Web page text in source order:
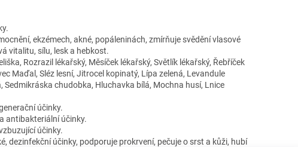
ekzémech, akné, popáleninách, zmírňuje svědění vlasové
vitalitu, sílu, lesk a hebkost.
Rozrazil lékařský, Měsíček lékařský, Světlík lékařský, Řebříček
Maďal, Sléz lesní, Jitrocel kopinatý, Lípa zelená, Levandule
Sedmikráska chudobka, Hluchavka bílá, Mochna husí, Lnice
účinky.
antibakteriální účinky.
účinky.
dezinfekční účinky, podporuje prokrvení, pečuje o srst a kůži, hubí